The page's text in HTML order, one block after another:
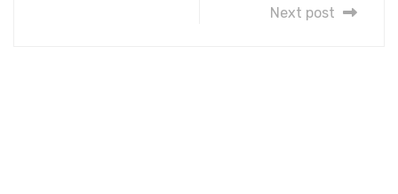
Next post